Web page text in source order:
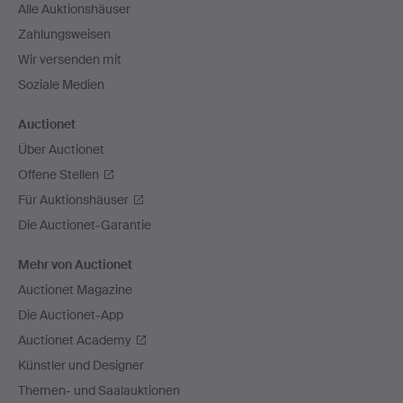
Alle Auktionshäuser
Zahlungsweisen
Wir versenden mit
Soziale Medien
Auctionet
Über Auctionet
Offene Stellen
Für Auktionshäuser
Die Auctionet-Garantie
Mehr von Auctionet
Auctionet Magazine
Die Auctionet-App
Auctionet Academy
Künstler und Designer
Themen- und Saalauktionen